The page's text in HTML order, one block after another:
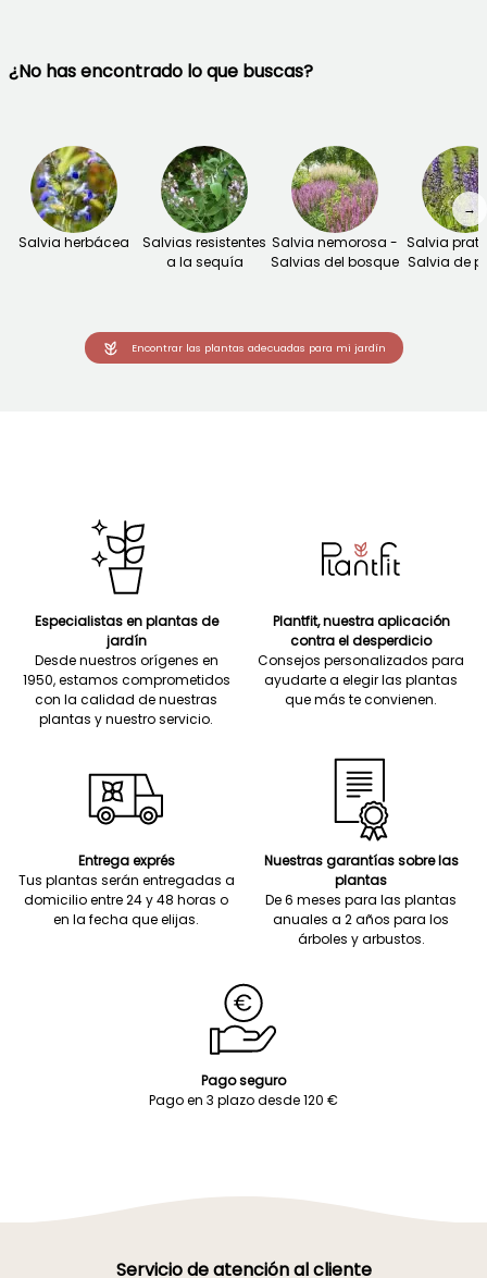
¿No has encontrado lo que buscas?
Salvia herbácea
Salvias resistentes
a la sequía
Salvia nemorosa -
Salvias del bosque
Salvia
Salvia de
→
Encontrar las plantas adecuadas para mi jardín
Especialistas en plantas de
jardín
Desde nuestros orígenes en
1950, estamos comprometidos
con la calidad de nuestras
plantas y nuestro servicio.
Plantfit, nuestra aplicación
contra el desperdicio
Consejos personalizados para
ayudarte a elegir las plantas
que más te convienen.
Entrega exprés
Tus plantas serán entregadas a
domicilio entre 24 y 48 horas o
en la fecha que elijas.
Nuestras garantías sobre las
plantas
De 6 meses para las plantas
anuales a 2 años para los
árboles y arbustos.
Pago seguro
Pago en 3 plazo desde 120 €
Servicio de atención al cliente